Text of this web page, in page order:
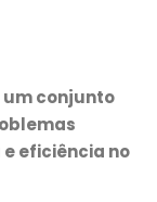
conjunto
eficiência no